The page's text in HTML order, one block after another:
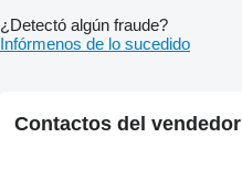
¿Detectó algún fraude?
Infórmenos de lo sucedido
Contactos del vendedor